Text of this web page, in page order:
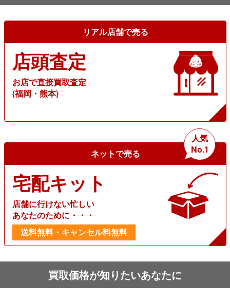
リアル店舗で売る
店頭査定
お店で直接買取査定
(福岡・熊本)
ネットで売る
人気
No.1
宅配キット
店舗に行けない忙しい
あなたのために・・・
送料無料・キャンセル料無料
買取価格が知りたいあなたに